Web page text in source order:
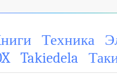
Техника
Takiedela